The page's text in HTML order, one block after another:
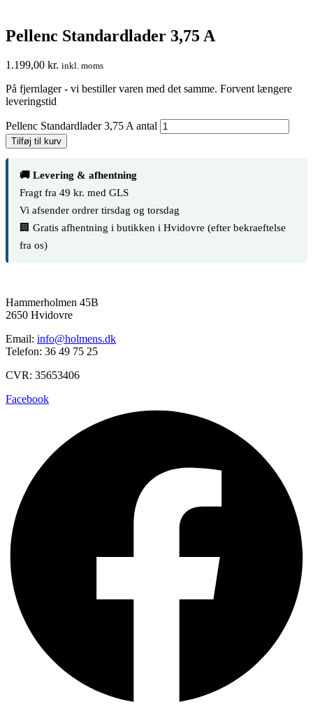
Pellenc Standardlader 3,75 A
1.199,00 kr. inkl. moms
På fjernlager - vi bestiller varen med det samme. Forvent længere
leveringstid
Pellenc Standardlader 3,75 A antal
Tilføj til kurv
🚚 Levering & afhentning
Fragt fra 49 kr. med GLS
Vi afsender ordrer tirsdag og torsdag
🏢 Gratis afhentning i butikken i Hvidovre (efter bekraeftelse
fra os)
Hammerholmen 45B
2650 Hvidovre
Email: info@holmens.dk
Telefon: 36 49 75 25
CVR: 35653406
Facebook